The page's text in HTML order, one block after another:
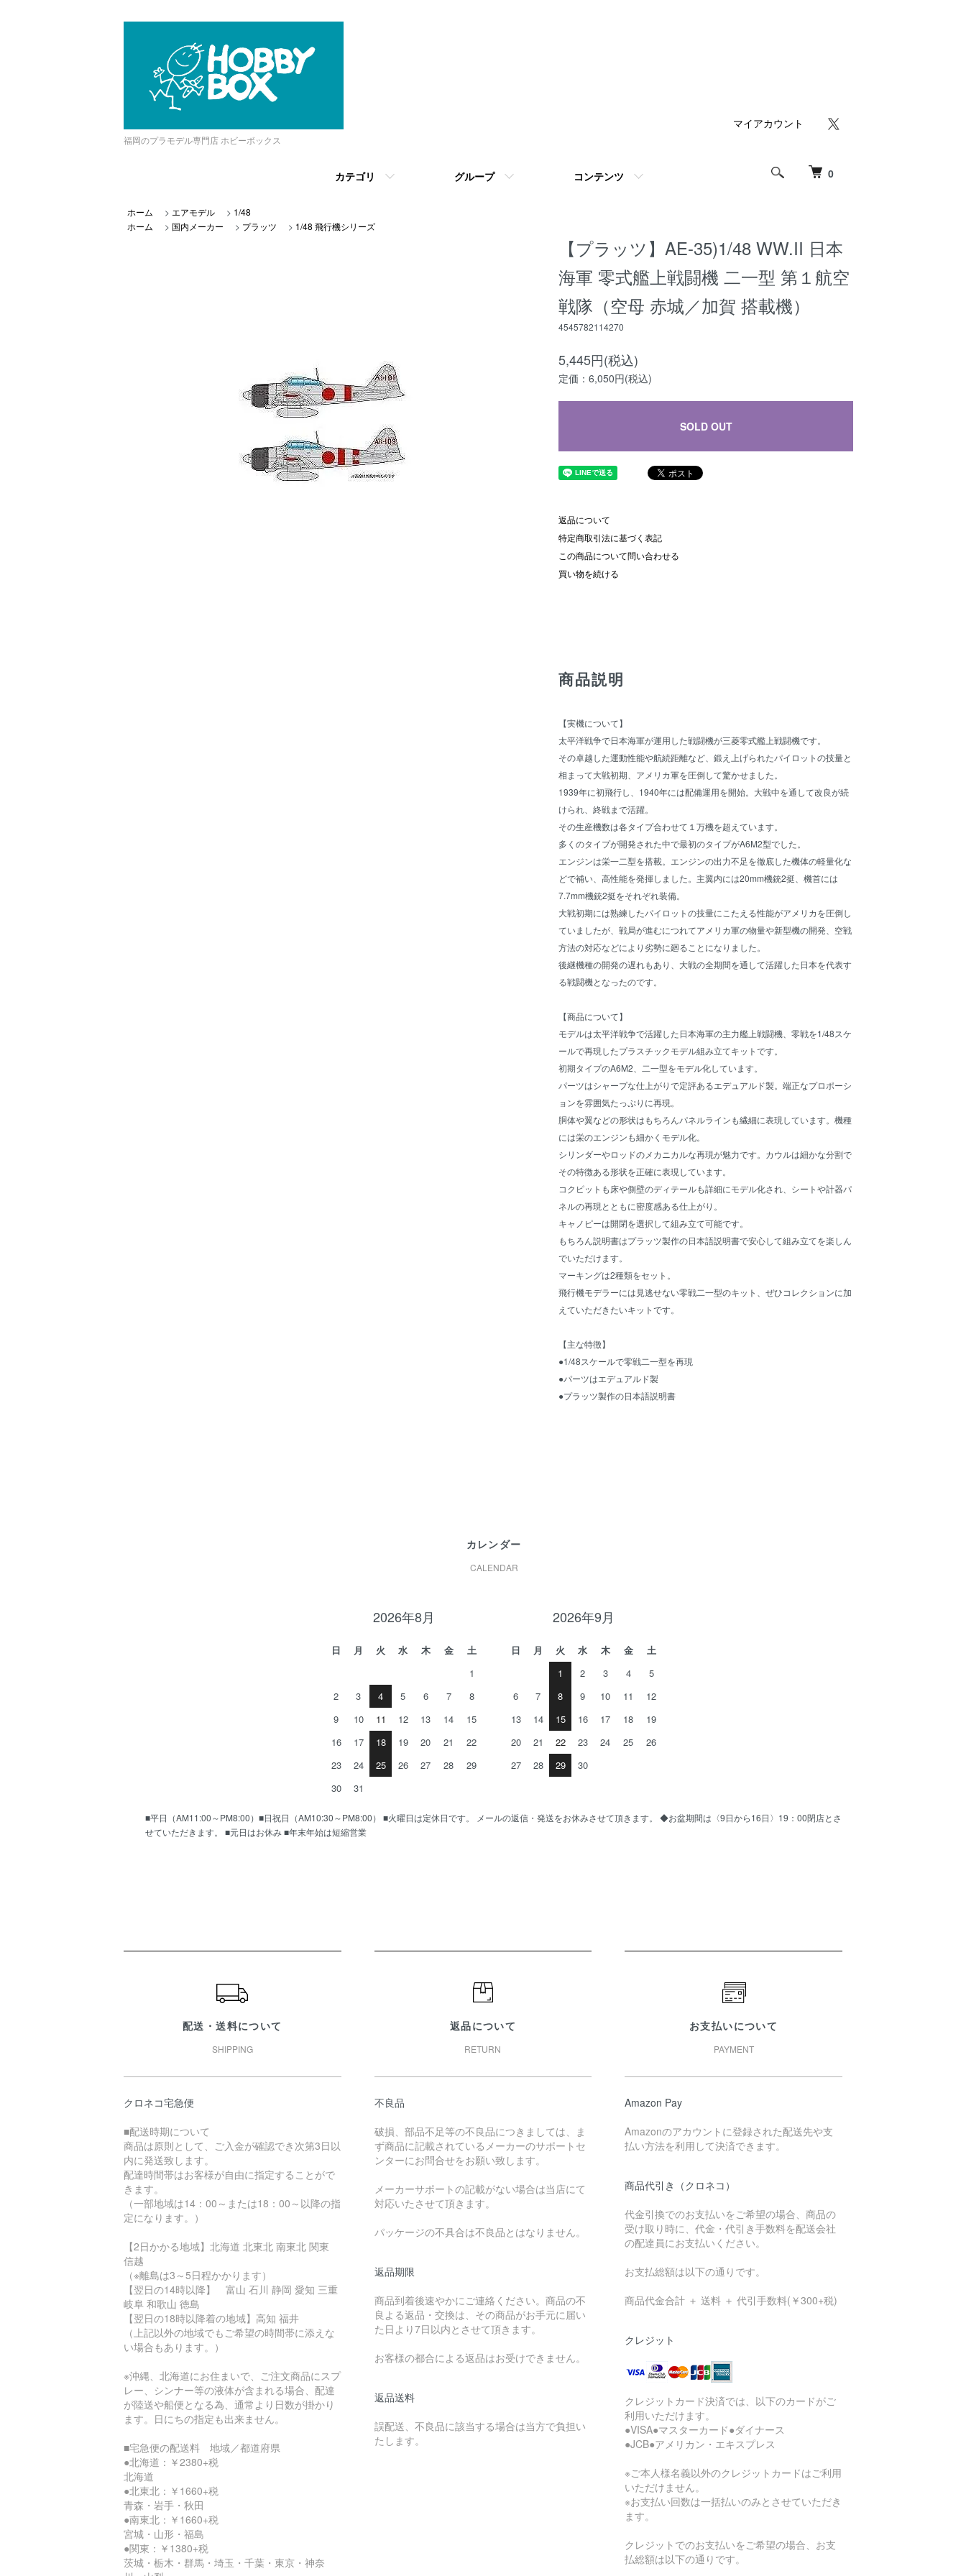
福岡のプラモデル専門店 ホビーボックス
0
カテゴリ グループ コンテンツ
マイアカウント
ホーム > エアモデル > 1/48
ホーム
> 国内メーカー > プラッツ > 1/48 飛行機シリーズ
【プラッツ】AE-35)1/48 WW.II 日本
海軍 零式艦上戦闘機 二一型 第１航空
戦隊（空母 赤城／加賀 搭載機）
4545782114270
5,445円(税込)
定価：6,050円(税込)
SOLD OUT
返品について
特定商取引法に基づく表記
この商品について問い合わせる
買い物を続ける
商品説明
【実機について】
太平洋戦争で日本海軍が運用した戦闘機が三菱零式艦上戦闘機です。
その卓越した運動性能や航続距離など、鍛え上げられたパイロットの技量と
相まって大戦初期、アメリカ軍を圧倒して驚かせました。
1939年に初飛行し、1940年には配備運用を開始。大戦中を通して改良が続
けられ、終戦まで活躍。
その生産機数は各タイプ合わせて１万機を超えています。
多くのタイプが開発された中で最初のタイプがA6M2型でした。
エンジンは栄一二型を搭載。エンジンの出力不足を徹底した機体の軽量化な
どで補い、高性能を発揮しました。主翼内には20mm機銃2挺、機首には
7.7mm機銃2挺をそれぞれ装備。
大戦初期には熟練したパイロットの技量にこたえる性能がアメリカを圧倒し
ていましたが、戦局が進むにつれてアメリカ軍の物量や新型機の開発、空戦
方法の対応などにより劣勢に廻ることになりました。
後継機種の開発の遅れもあり、大戦の全期間を通して活躍した日本を代表す
る戦闘機となったのです。
【商品について】
モデルは太平洋戦争で活躍した日本海軍の主力艦上戦闘機、零戦を1/48スケ
ールで再現したプラスチックモデル組み立てキットです。
初期タイプのA6M2、二一型をモデル化しています。
パーツはシャープな仕上がりで定評あるエデュアルド製。端正なプロポーシ
ョンを雰囲気たっぷりに再現。
胴体や翼などの形状はもちろんパネルラインも繊細に表現しています。機種
には栄のエンジンも細かくモデル化。
シリンダーやロッドのメカニカルな再現が魅力です。カウルは細かな分割で
その特徴ある形状を正確に表現しています。
コクピットも床や側壁のディテールも詳細にモデル化され、シートや計器パ
ネルの再現とともに密度感ある仕上がり。
キャノピーは開閉を選択して組み立て可能です。
もちろん説明書はプラッツ製作の日本語説明書で安心して組み立てを楽しん
でいただけます。
マーキングは2種類をセット。
飛行機モデラーには見逃せない零戦二一型のキット、ぜひコレクションに加
えていただきたいキットです。
【主な特徴】
●1/48スケールで零戦二一型を再現
●パーツはエデュアルド製
●プラッツ製作の日本語説明書
カレンダー
CALENDAR
2026年8月
日 月 火 水 木 金
土
1
2
3 4 5 6 7
8
9
10 11 12 13 14
15
16
17 18 19 20 21
22
23
24 25 26 27 28
29
30
31
2026年9月
日 月 火 水 木 金
土
1
2 3 4
5
6
7 8 9 10 11
12
13
14 15 16 17 18
19
20
21 22 23 24 25
26
27
28 29 30
■平日（AM11:00～PM8:00）■日祝日（AM10:30～PM8:00） ■火曜日は定休日です。 メールの返信・発送をお休みさせて頂きます。 ◆お盆期間は〈9日から16日〉19：00閉店とさ
せていただきます。 ■元日はお休み ■年末年始は短縮営業
配送・送料について
SHIPPING
クロネコ宅急便
■配送時期について
商品は原則として、ご入金が確認でき次第3日以
内に発送致します。
配達時間帯はお客様が自由に指定することがで
きます。
（一部地域は14：00～または18：00～以降の指
定になります。）
【2日かかる地域】北海道 北東北 南東北 関東
信越
（※離島は3～5日程かかります）
【翌日の14時以降】 富山 石川 静岡 愛知 三重
岐阜 和歌山 徳島
【翌日の18時以降着の地域】高知 福井
（上記以外の地域でもご希望の時間帯に添えな
い場合もあります。）
※沖縄、北海道にお住まいで、ご注文商品にスプ
レー、シンナー等の液体が含まれる場合、配達
が陸送や船便となる為、通常より日数が掛かり
ます。日にちの指定も出来ません。
■宅急便の配送料 地域／都道府県
●北海道：￥2380+税
北海道
●北東北：￥1660+税
青森・岩手・秋田
●南東北：￥1660+税
宮城・山形・福島
●関東：￥1380+税
茨城・栃木・群馬・埼玉・千葉・東京・神奈
返品について
RETURN
不良品
破損、部品不足等の不良品につきましては、ま
ず商品に記載されているメーカーのサポートセ
ンターにお問合せをお願い致します。
メーカーサポートの記載がない場合は当店にて
対応いたさせて頂きます。
パッケージの不具合は不良品とはなりません。
返品期限
商品到着後速やかにご連絡ください。商品の不
良よる返品・交換は、その商品がお手元に届い
た日より7日以内とさせて頂きます。
お客様の都合による返品はお受けできません。
返品送料
誤配送、不良品に該当する場合は当方で負担い
たします。
お支払いについて
PAYMENT
Amazon Pay
Amazonのアカウントに登録された配送先や支
払い方法を利用して決済できます。
商品代引き（クロネコ）
代金引換でのお支払いをご希望の場合、商品の
受け取り時に、代金・代引き手数料を配送会社
の配達員にお支払いください。
お支払総額は以下の通りです。
商品代金合計 ＋ 送料 ＋ 代引手数料(￥300+税)
クレジット
クレジットカード決済では、以下のカードがご
利用いただけます。
●VISA●マスターカード●ダイナース
●JCB●アメリカン・エキスプレス
※ご本人様名義以外のクレジットカードはご利用
いただけません。
※お支払い回数は一括払いのみとさせていただき
ます。
クレジットでのお支払いをご希望の場合、お支
払総額は以下の通りです。